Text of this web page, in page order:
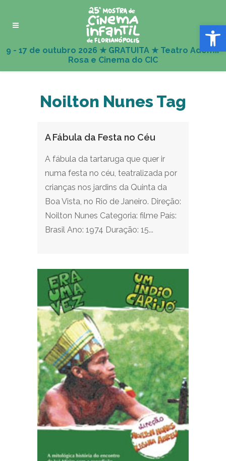
Abrir
Noilton Nunes Tag
A Fábula da Festa no Céu
A fábula da tartaruga que quer ir
numa festa no céu, teatralizada por
crianças nos jardins da Quinta da
Boa Vista, no Rio de Janeiro. Direção:
Noilton Nunes Categoria: filme País:
Brasil Ano: 1974 Duração: 15...